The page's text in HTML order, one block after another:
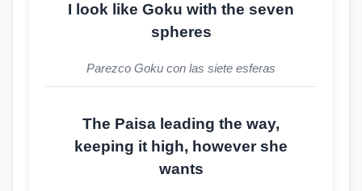
I look like Goku with the seven
spheres
Parezco Goku con las siete esferas
The Paisa leading the way,
keeping it high, however she
wants